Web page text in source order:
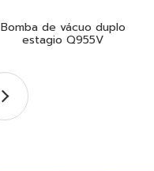
Bomba de vácuo duplo
estagio Q955V